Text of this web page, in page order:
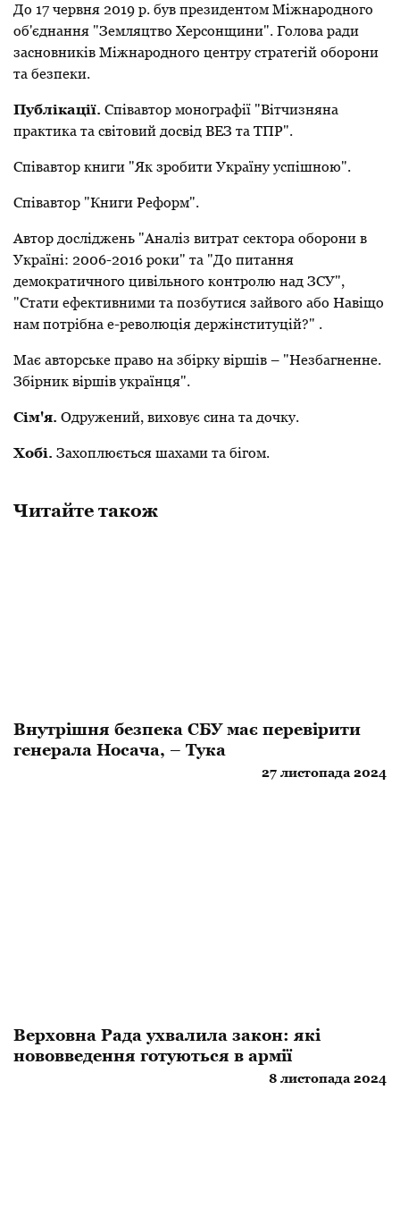
До 17 червня 2019 р. був президентом Міжнародного
об'єднання "Земляцтво Херсонщини". Голова ради
засновників Міжнародного центру стратегій оборони
та безпеки.
Публікації. Співавтор монографії "Вітчизняна
практика та світовий досвід ВЕЗ та ТПР".
Співавтор книги "Як зробити Україну успішною".
Співавтор "Книги Реформ".
Автор досліджень "Аналіз витрат сектора оборони в
Україні: 2006-2016 роки" та "До питання
демократичного цивільного контролю над ЗСУ",
"Стати ефективними та позбутися зайвого або Навіщо
нам потрібна е-революція держінституцій?" .
Має авторське право на збірку віршів – "Незбагненне.
Збірник віршів українця".
Сім'я. Одружений, виховує сина та дочку.
Хобі. Захоплюється шахами та бігом.
Читайте також
Внутрішня безпека СБУ має перевірити
генерала Носача, – Тука
27 листопада 2024
Верховна Рада ухвалила закон: які
нововведення готуються в армії
8 листопада 2024